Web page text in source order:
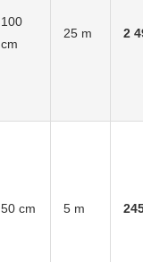
100
cm
25 m 2
50 cm 5 m